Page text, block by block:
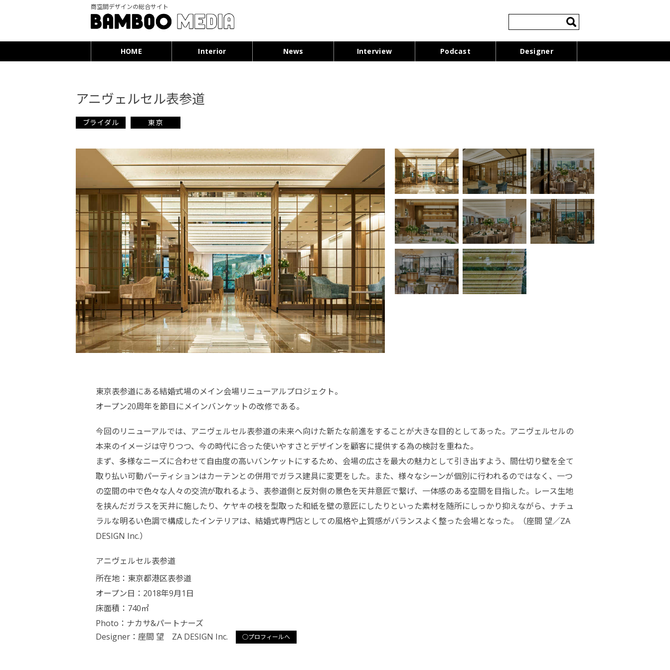
商空間デザインの総合サイト
索:
HOME Interior News Interview Podcast Designer
アニヴェルセル表参道
ブライダル 東京
東京表参道にある結婚式場のメイン会場リニューアルプロジェクト。
オープン20周年を節目にメインバンケットの改修である。
今回のリニューアルでは、アニヴェルセル表参道の未来へ向けた新たな前進をすることが大きな目的としてあった。アニヴェルセルの
本来のイメージは守りつつ、今の時代に合った使いやすさとデザインを顧客に提供する為の検討を重ねた。
まず、多様なニーズに合わせて自由度の高いバンケットにするため、会場の広さを最大の魅力として引き出すよう、間仕切り壁を全て
取り払い可動パーティションはカーテンとの併用でガラス建具に変更をした。また、様々なシーンが個別に行われるのではなく、一つ
の空間の中で色々な人々の交流が取れるよう、表参道側と反対側の景色を天井意匠で繋げ、一体感のある空間を目指した。レース生地
を挟んだガラスを天井に施したり、ケヤキの枝を型取った和紙を壁の意匠にしたりといった素材を随所にしっかり抑えながら、ナチュ
ラルな明るい色調で構成したインテリアは、結婚式専門店としての風格や上質感がバランスよく整った会場となった。（座間 望／ZA
DESIGN Inc.）
アニヴェルセル表参道
所在地：東京都港区表参道
オープン日：2018年9月1日
床面積：740㎡
Photo：ナカサ&パートナーズ
Designer： 座間 望 ZA DESIGN Inc. ○プロフィールへ